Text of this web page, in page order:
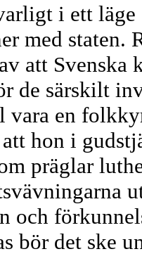
i ett
med staten.
att Svenska
de särskilt
vara en
hon i
präglar
och
bör det ske